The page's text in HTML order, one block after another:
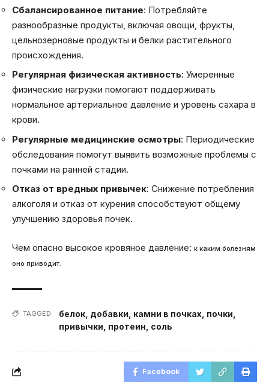
Сбалансированное питание: Потребляйте
разнообразные продукты, включая овощи, фрукты,
цельнозерновые продукты и белки растительного
происхождения.
Регулярная физическая активность: Умеренные
физические нагрузки помогают поддерживать
нормальное артериальное давление и уровень сахара в
крови.
Регулярные медицинские осмотры: Периодические
обследования помогут выявить возможные проблемы с
почками на ранней стадии.
Отказ от вредных привычек: Снижение потребления
алкоголя и отказ от курения способствуют общему
улучшению здоровья почек.
Чем опасно высокое кровяное давление: к каким болезням
оно приводит.
TAGGED: белок добавки камни в почках почки
привычки протеин соль
Facebook